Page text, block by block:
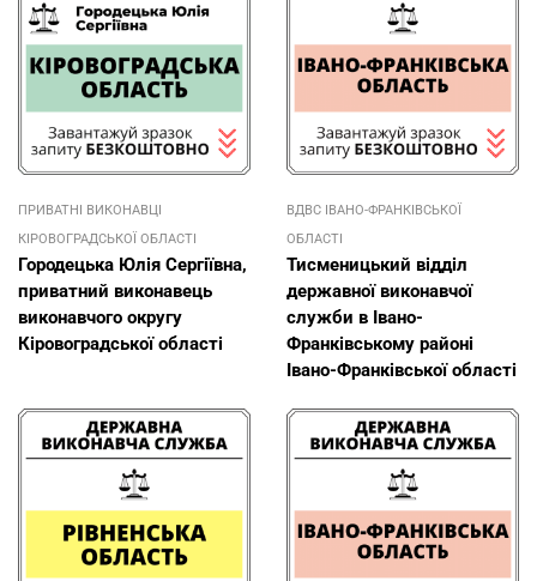
ПРИВАТНІ ВИКОНАВЦІ
КІРОВОГРАДСЬКОЇ ОБЛАСТІ
Городецька Юлія Сергіївна,
приватний виконавець
виконавчого округу
Кіровоградської області
ВДВС ІВАНО-ФРАНКІВСЬКОЇ
ОБЛАСТІ
Тисменицький відділ
державної виконавчої
служби в Івано-
Франківському районі
Івано-Франківської області